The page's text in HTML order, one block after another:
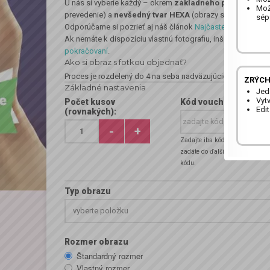
U nás si vyberie každý – okrem základného prevedenia
prevedenie) a nevšedný tvar HEXA (obrazy so
Odporúčame si pozrieť aj náš článok Najčastejšie otázky
Ak nemáte k dispozíciu vlastnú fotografiu, inšpiráciu
pokračovaní.
Ako si obraz s fotkou objednať?
Proces je rozdelený do 4 na seba nadväzujúcich
Základné nastavenia
Počet kusov
(rovnakých):
- +
Kód voucheru:
Zadajte iba kód voucheru.
zadáte do ďalšieho poľa, ktoré
kódu.
Typ obrazu
vyberte položku
Rozmer obrazu
Štandardný rozmer